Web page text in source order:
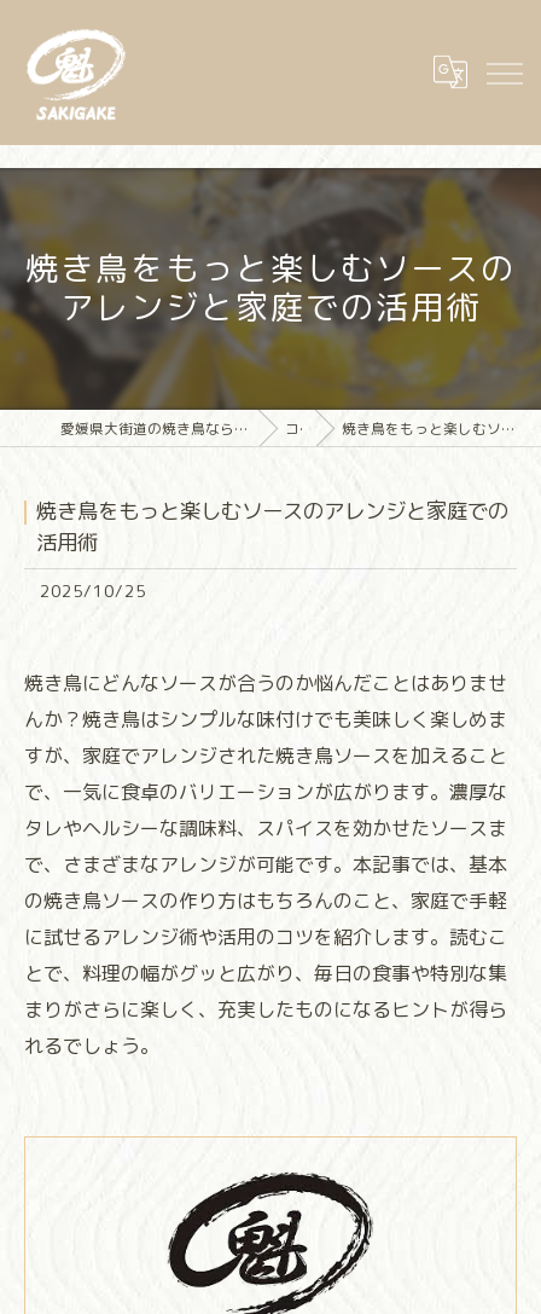
焼き鳥をもっと楽しむソースの
アレンジと家庭での活用術
愛媛県大街道の焼き鳥なら大街道立ち飲み焼き鳥 魁(さきがけ) コラム 焼き鳥をもっと楽しむソースのアレンジと家庭での活用術
焼き鳥をもっと楽しむソースのアレンジと家庭での
活用術
2025/10/25
焼き鳥にどんなソースが合うのか悩んだことはありませ
んか？焼き鳥はシンプルな味付けでも美味しく楽しめま
すが、家庭でアレンジされた焼き鳥ソースを加えること
で、一気に食卓のバリエーションが広がります。濃厚な
タレやヘルシーな調味料、スパイスを効かせたソースま
で、さまざまなアレンジが可能です。本記事では、基本
の焼き鳥ソースの作り方はもちろんのこと、家庭で手軽
に試せるアレンジ術や活用のコツを紹介します。読むこ
とで、料理の幅がグッと広がり、毎日の食事や特別な集
まりがさらに楽しく、充実したものになるヒントが得ら
れるでしょう。